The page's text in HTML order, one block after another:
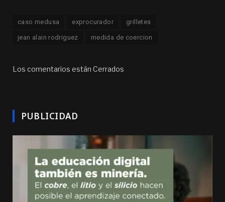
caso medusa exprocurador grilletes
jean alain rodriguez medida de coercion
Los comentarios están Cerrados
PUBLICIDAD